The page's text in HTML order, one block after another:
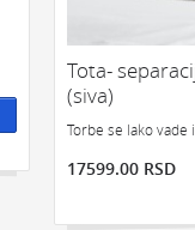
Tota-
(siva)
Torbe se lako vade
17599.00 RSD